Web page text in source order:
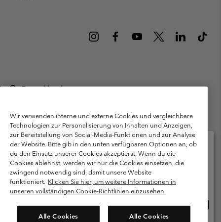
Deutschland
München Deutschland. Alle Rechte vorbehalten.
Nutzungsbedingungen
Allgemeine Verkaufsbedingungen
Garantie
Datenschutzerklärung
Bestimmungen und Bedingungen des Mitglieder Programms
Nutzungsbedingungen Für Nutzergenerierte Inhalte
Cookies
Public CBCR
Kundenservice: Mo- Fr. 9:00 - 13:00 & 14:00- 18:00 Uhr
(+)498912081004
Wir verwenden interne und externe Cookies und vergleichbare
Technologien zur Personalisierung von Inhalten und Anzeigen,
zur Bereitstellung von Social-Media-Funktionen und zur Analyse
der Website. Bitte gib in den unten verfügbaren Optionen an, ob
du den Einsatz unserer Cookies akzeptierst. Wenn du die
Cookies ablehnst, werden wir nur die Cookies einsetzen, die
zwingend notwendig sind, damit unsere Website
funktioniert. Klicken Sie hier, um weitere Informationen in
unseren vollständigen Cookie-Richtlinien einzusehen.
Alle Cookies
Alle Cookies
Bitte wählen Sie Ihr Lieferland und Ihre Sprache
Online-Einkauf verfügbar